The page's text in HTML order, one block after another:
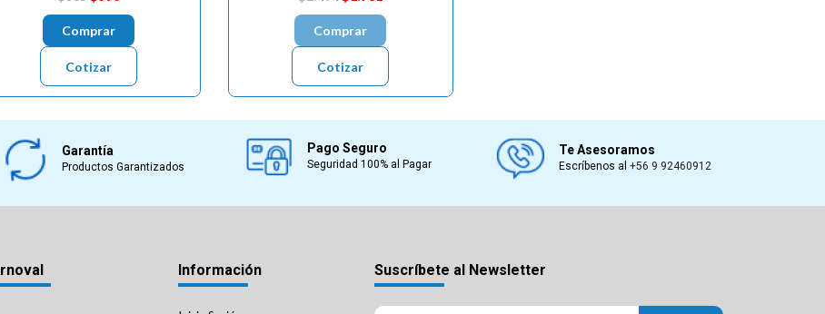
Comprar
Cotizar
Comprar
Cotizar
Garantía
Productos Garantizados
Pago Seguro
Seguridad 100% al Pagar
Te Asesoramos
Escríbenos al+56 9 92460912
Información Suscríbete al Newsletter